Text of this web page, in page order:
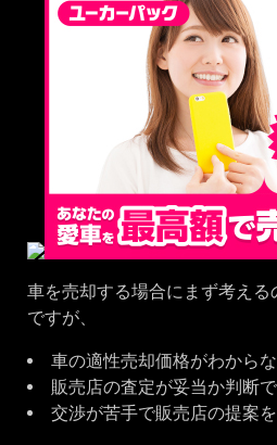
車を売却する場合にまず考える
ですが、
車の適性売却価格がわから
販売店の査定が妥当か判断
交渉が苦手で販売店の提案